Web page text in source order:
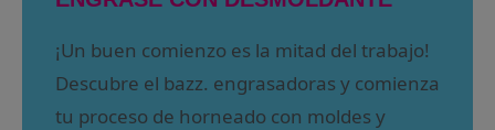
¡Un buen comienzo es la mitad del trabajo!
Descubre el bazz. engrasadoras y comienza
tu proceso de horneado con moldes y